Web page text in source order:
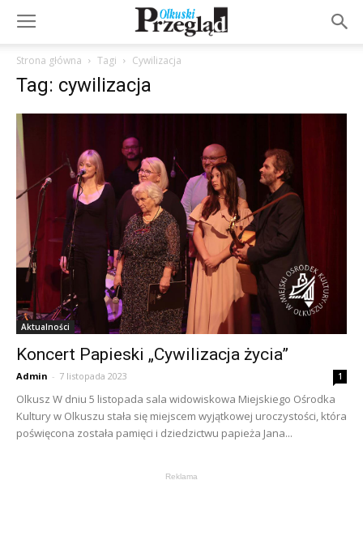
Strona główna Tagi Cywilizacja
Tag: cywilizacja
Aktualności
Koncert Papieski „Cywilizacja życia”
Admin - 7 listopada 2023 1
Olkusz W dniu 5 listopada sala widowiskowa Miejskiego Ośrodka
Kultury w Olkuszu stała się miejscem wyjątkowej uroczystości, która
poświęcona została pamięci i dziedzictwu papieża Jana...
Reklama